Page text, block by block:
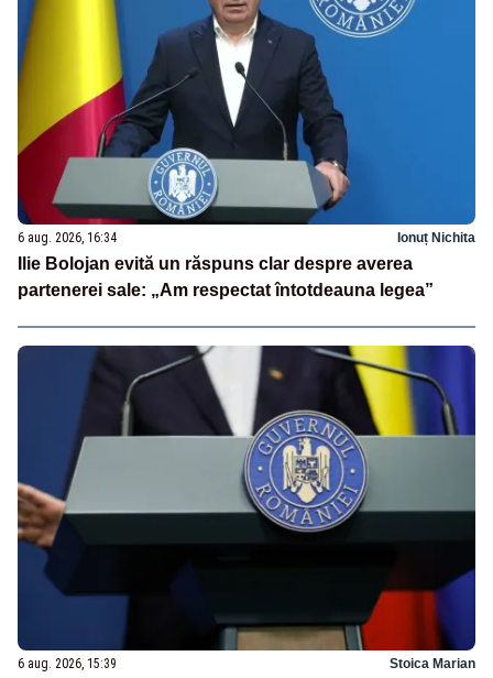
6 aug. 2026, 16:34 Ionuț Nichita
Ilie Bolojan evită un răspuns clar despre averea
partenerei sale: „Am respectat întotdeauna legea”
6 aug. 2026, 15:39 Stoica Marian